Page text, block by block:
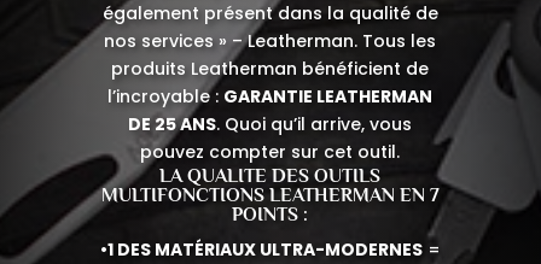
également présent dans la qualité de
nos services » – Leatherman. Tous les
produits Leatherman bénéficient de
l’incroyable : GARANTIE LEATHERMAN
DE 25 ANS. Quoi qu’il arrive, vous
pouvez compter sur cet outil.
LA QUALITE DES OUTILS
MULTIFONCTIONS LEATHERMAN EN 7
POINTS :
•1 DES MATÉRIAUX ULTRA-MODERNES=